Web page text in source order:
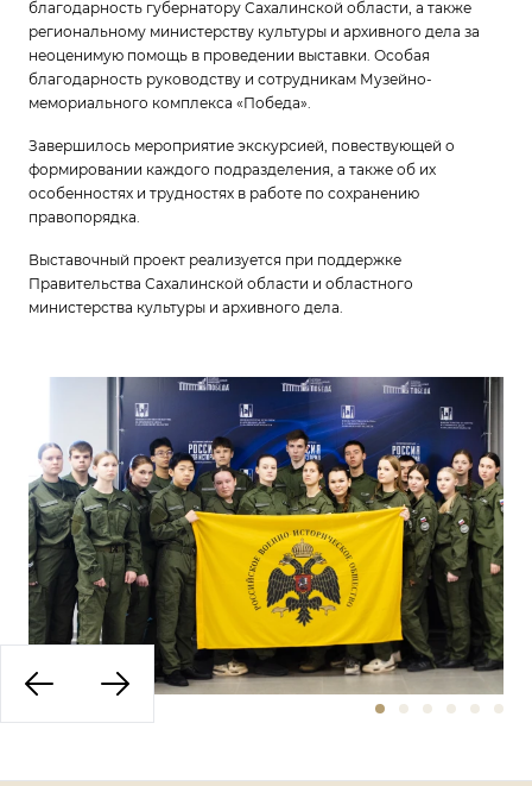
благодарность губернатору Сахалинской области, а также
региональному министерству культуры и архивного дела за
неоценимую помощь в проведении выставки. Особая
благодарность руководству и сотрудникам Музейно-
мемориального комплекса «Победа».
Завершилось мероприятие экскурсией, повествующей о
формировании каждого подразделения, а также об их
особенностях и трудностях в работе по сохранению
правопорядка.
Выставочный проект реализуется при поддержке
Правительства Сахалинской области и областного
министерства культуры и архивного дела.